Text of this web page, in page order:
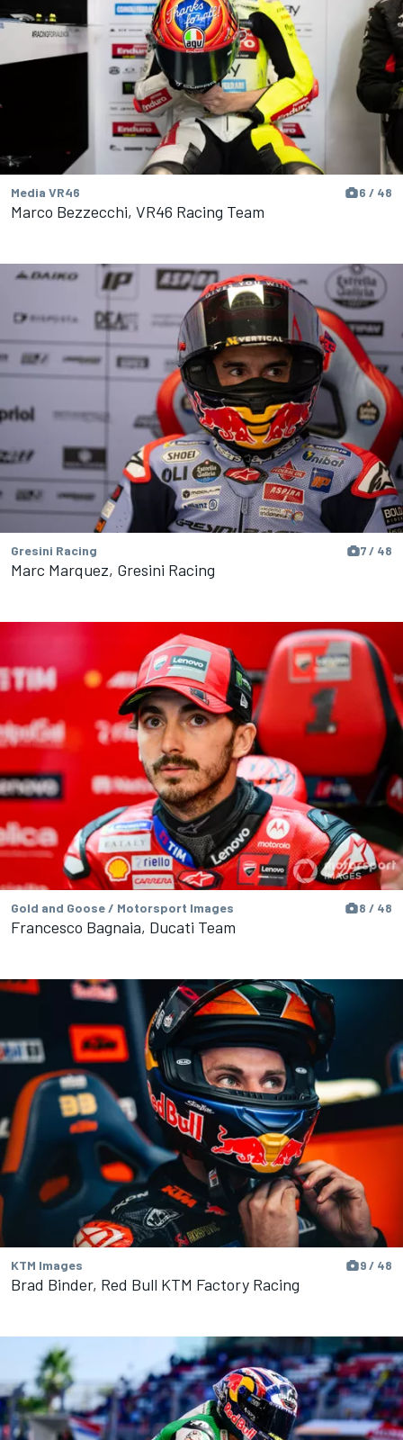
Media VR46 6 / 48
Marco Bezzecchi, VR46 Racing Team
Gresini Racing 7 / 48
Marc Marquez, Gresini Racing
Gold and Goose / Motorsport Images 8 / 48
Francesco Bagnaia, Ducati Team
KTM Images 9 / 48
Brad Binder, Red Bull KTM Factory Racing